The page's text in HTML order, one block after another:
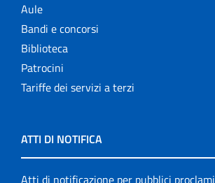
Aule
Bandi e concorsi
Biblioteca
Patrocini
Tariffe dei servizi a terzi
ATTI DI NOTIFICA
Atti di notificazione per pubblici proclami